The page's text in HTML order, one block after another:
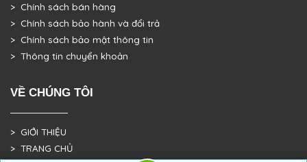
> Chính sách bán hàng
> Chính sách bảo hành và đổi trả
> Chính sách bảo mật thông tin
> Thông tin chuyển khoản
VỀ CHÚNG TÔI
> GIỚI THIỆU
> TRANG CHỦ